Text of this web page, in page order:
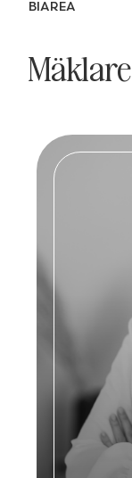
BIAREA
Mäklare